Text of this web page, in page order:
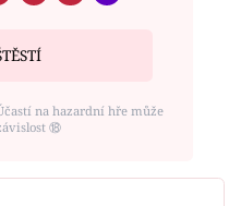
na hazardní hře může
⑱